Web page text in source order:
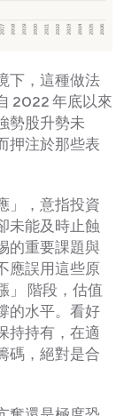
下，這種做法
2022 年底以來
勢股升勢未
押注於那些表
」，意指投資
未能及時止蝕
的重要課題與
應誤用這些原
」 階段，估值
的水平。看好
持持有，在適
碼，絕對是合